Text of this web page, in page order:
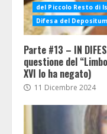
del Piccolo Resto di
Difesa del
Parte #13 – IN
questione del
XVI lo ha negato)
11 Dicembre 2024